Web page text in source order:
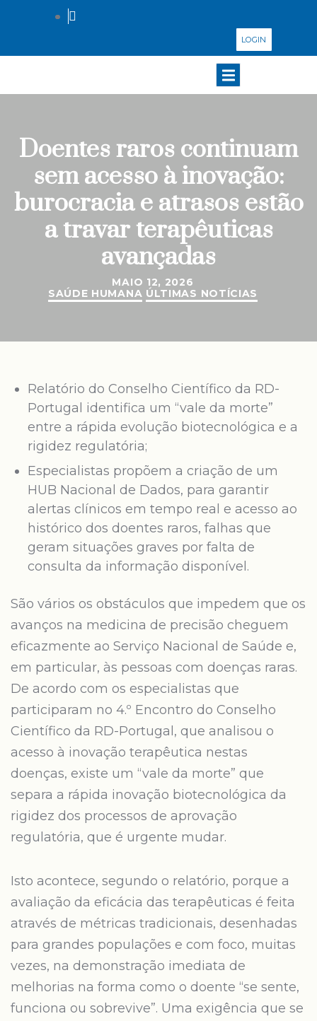
LOGIN
Doentes raros continuam
sem acesso à inovação:
burocracia e atrasos estão
a travar terapêuticas
avançadas
MAIO 12, 2026
SAÚDE HUMANA ÚLTIMAS NOTÍCIAS
Relatório do Conselho Científico da RD-
Portugal identifica um “vale da morte”
entre a rápida evolução biotecnológica e a
rigidez regulatória;
Especialistas propõem a criação de um
HUB Nacional de Dados, para garantir
alertas clínicos em tempo real e acesso ao
histórico dos doentes raros, falhas que
geram situações graves por falta de
consulta da informação disponível.
São vários os obstáculos que impedem que os
avanços na medicina de precisão cheguem
eficazmente ao Serviço Nacional de Saúde e,
em particular, às pessoas com doenças raras.
De acordo com os especialistas que
participaram no 4.º Encontro do Conselho
Científico da RD-Portugal, que analisou o
acesso à inovação terapêutica nestas
doenças, existe um “vale da morte” que
separa a rápida inovação biotecnológica da
rigidez dos processos de aprovação
regulatória, que é urgente mudar.
Isto acontece, segundo o relatório, porque a
avaliação da eficácia das terapêuticas é feita
através de métricas tradicionais, desenhadas
para grandes populações e com foco, muitas
vezes, na demonstração imediata de
melhorias na forma como o doente “se sente,
funciona ou sobrevive”. Uma exigência que se